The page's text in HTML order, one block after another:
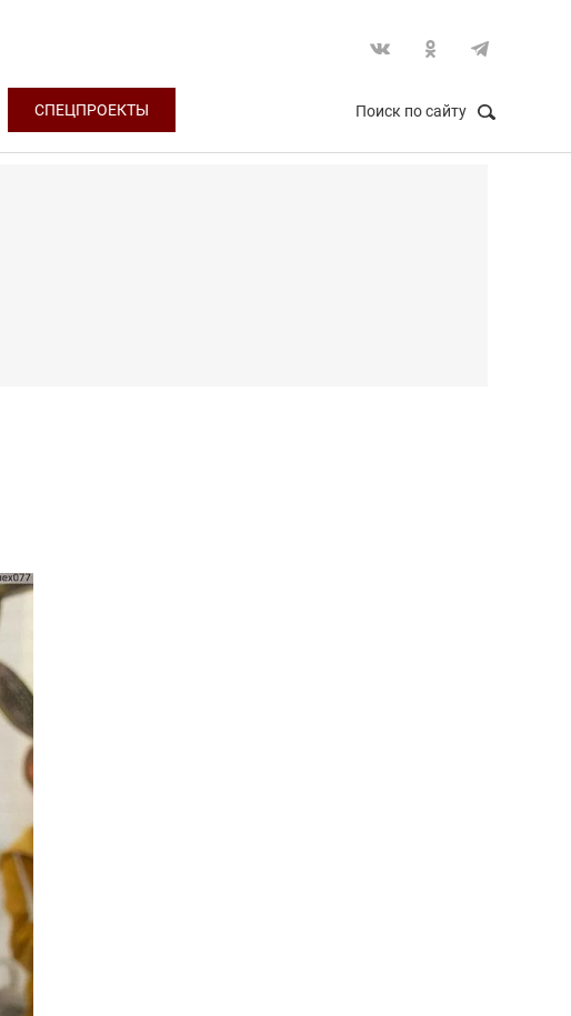
СПЕЦПРОЕКТЫ Поиск по сайту